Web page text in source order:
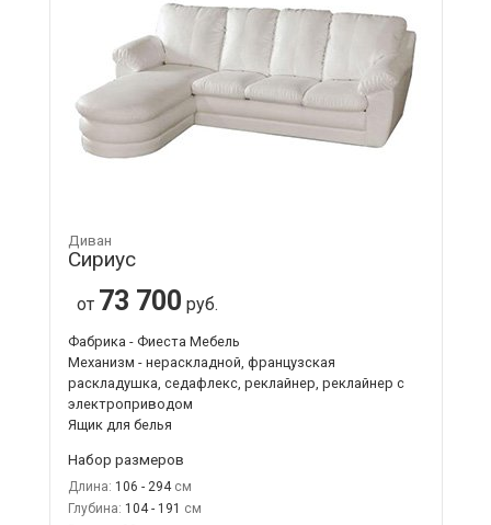
Диван
Сириус
от 73 700 руб.
Фабрика - Фиеста Мебель
Механизм - нераскладной, французская
раскладушка, седафлекс, реклайнер, реклайнер с
электроприводом
Ящик для белья
Набор размеров
Длина: 106 - 294
Глубина: 104 - 191